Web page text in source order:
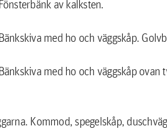
av kalksten.
med ho och väggskåp.
med ho och väggskåp ovan
Kommod, spegelskåp,